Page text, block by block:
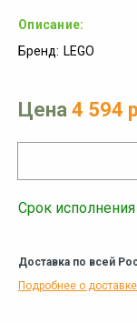
Описание:
Бренд: LEGO
Цена 4 594
Срок
Доставка по всей
Подробнее о доставке